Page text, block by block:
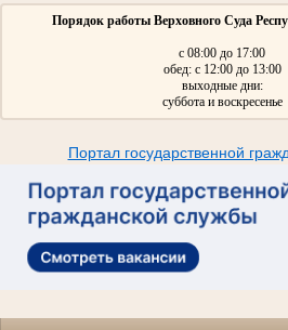
Порядок работы Верховного Суда
с 08:00 до 17:00
обед: с 12:00 до 13:00
выходные дни:
суббота и воскресенье
Портал государственной